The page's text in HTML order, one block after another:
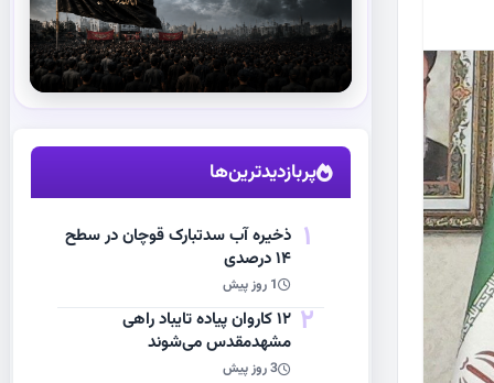
مشاهده اخبار
پربازدیدترین‌ها
1 ذخیره آب سدتبارک قوچان در سطح
۱۴ درصدی
1 روز پیش
2
۱۲ کاروان پیاده تایباد راهی
مشهدمقدس می‌شوند
3 روز پیش